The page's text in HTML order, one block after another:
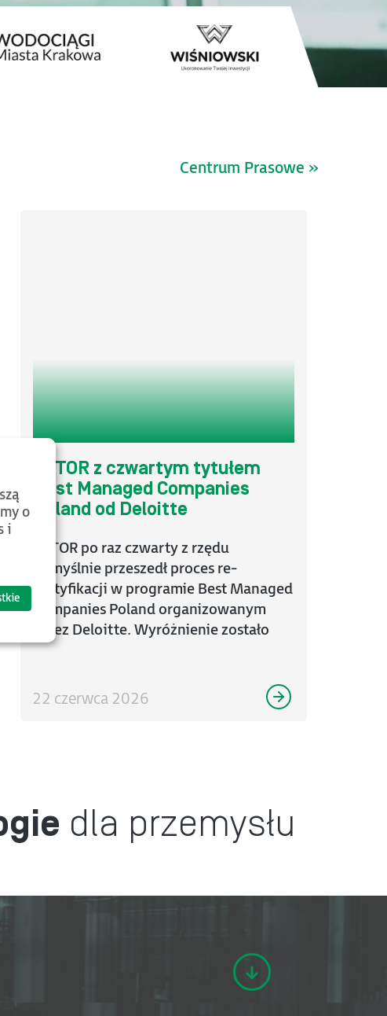
Centrum Prasowe »
ASTOR z czwartym tytułem
Best Managed Companies
Poland od Deloitte
ASTOR po raz czwarty z rzędu
pomyślnie przeszedł proces re-
certyfikacji w programie Best Managed
Companies Poland organizowanym
przez Deloitte. Wyróżnienie zostało
wręczone ...
22 czerwca 2026
dla przemysłu
o
i